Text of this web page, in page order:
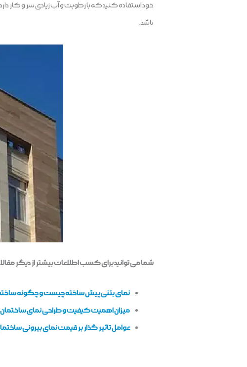
خود استفاده کنید که با رطوبت و آب زیادی سر و کار
باشد.
شما می توانید برای کسب اطلاعات بیشتر از دیگر مقالات
نمای بتنی پیش ساخته چیست و چگونه
میزان اهمیت کیفیت و طراحی نمای ساختمان
عوامل تاثیر گذار بر قیمت نمای بیرونی